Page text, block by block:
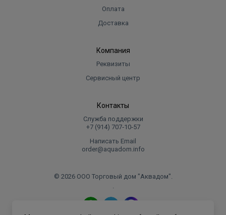
Оплата
Доставка
Компания
Реквизиты
Сервисный центр
Контакты
Служба поддержки
+7 (914) 707‑10‑57
Написать Email
order@aquadom.info
© 2026 ООО Торговый дом "Аквадом".
.